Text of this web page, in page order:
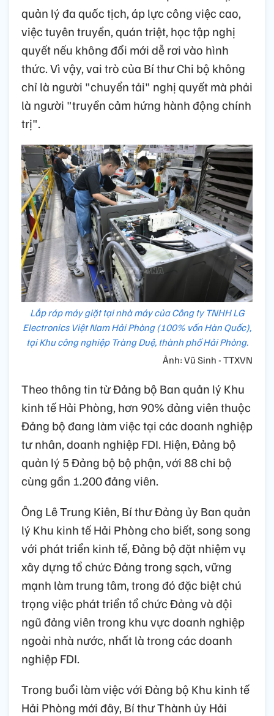
quản lý đa quốc tịch, áp lực công việc cao,
việc tuyên truyền, quán triệt, học tập nghị
quyết nếu không đổi mới dễ rơi vào hình
thức. Vì vậy, vai trò của Bí thư Chi bộ không
chỉ là người "chuyển tải" nghị quyết mà phải
là người "truyền cảm hứng hành động chính
trị".
Lắp ráp máy giặt tại nhà máy của Công ty TNHH LG
Electronics Việt Nam Hải Phòng (100% vốn Hàn Quốc),
tại Khu công nghiệp Tràng Duệ, thành phố Hải Phòng.
Ảnh: Vũ Sinh - TTXVN
Theo thông tin từ Đảng bộ Ban quản lý Khu
kinh tế Hải Phòng, hơn 90% đảng viên thuộc
Đảng bộ đang làm việc tại các doanh nghiệp
tư nhân, doanh nghiệp FDI. Hiện, Đảng bộ
quản lý 5 Đảng bộ bộ phận, với 88 chi bộ
cùng gần 1.200 đảng viên.
Ông Lê Trung Kiên, Bí thư Đảng ủy Ban quản
lý Khu kinh tế Hải Phòng cho biết, song song
với phát triển kinh tế, Đảng bộ đặt nhiệm vụ
xây dựng tổ chức Đảng trong sạch, vững
mạnh làm trung tâm, trong đó đặc biệt chú
trọng việc phát triển tổ chức Đảng và đội
ngũ đảng viên trong khu vực doanh nghiệp
ngoài nhà nước, nhất là trong các doanh
nghiệp FDI.
Trong buổi làm việc với Đảng bộ Khu kinh tế
Hải Phòng mới đây, Bí thư Thành ủy Hải